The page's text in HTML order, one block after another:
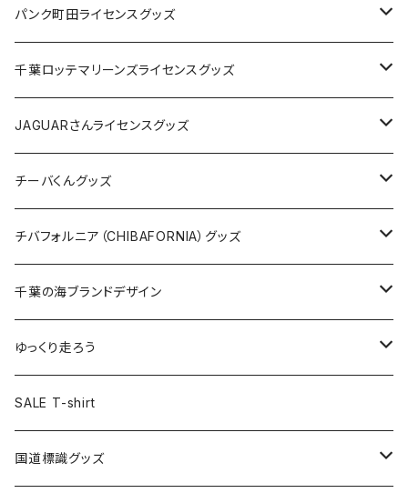
ステッカー
缶バッジ
ホテルキーホルダー
缶バッジ
アクリルキーホルダー
ホテルキーホルダー
クリアファイル
Tシャツ
キャップ
トートバッグ
ランチバッグ
エコバッグ
Tシャツ
キャップ
バッグ
ステッカー
缶バッジ
キーホルダー
クリアファイル
パンク町田ライセンスグッズ
Tシャツ
キャップ
バッグ
ステッカー
缶バッジ
キーホルダー
クリアファイル
千葉ロッテマリーンズライセンスグッズ
ステッカー
ステッカー
ステッカー大
缶バッジ
缶バッジ32mm
缶バッジ54mm
エコバッグ
JAGUARさんコラボグッズ
Tシャツ
ステッカー
サコッシュ
ホテルキーホルダー
モーテルキーホルダー
JAGUARさんライセンスグッズ
Tシャツ
ステッカー
缶バッジ
クリアファイル
マスク
エコバッグ
チーバくんグッズ
Tシャツ
キャップ
エコバッグ
ステッカー
モーテルキーホルダー
チバフォルニア（CHIBAFORNIA）グッズ
Tシャツ
キャップ
ステッカー
ホテルキーホルダー
千葉の海ブランドデザイン
Tシャツ
キャップ
ステッカー
ゆっくり走ろう
Tシャツ
ステッカー
SALE T-shirt
国道標識グッズ